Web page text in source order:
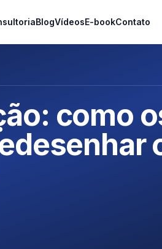
BlogVídeosE-bookContato
como